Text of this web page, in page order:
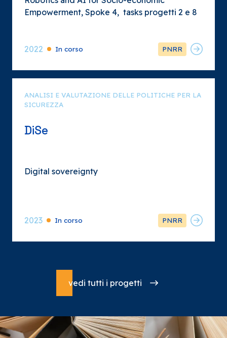
Empowerment, Spoke 4, tasks progetti 2 e 8
2022 In corso PNRR
ANALISI E VALUTAZIONE DELLE POLITICHE PER LA
SICUREZZA
DiSe
Digital sovereignty
2023 In corso PNRR
vedi tutti i progetti